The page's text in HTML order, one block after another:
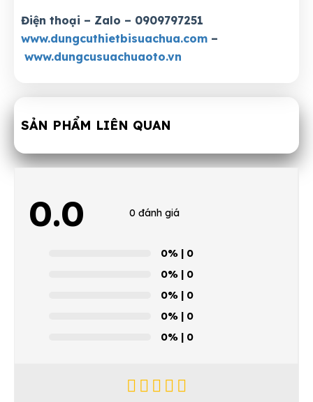
Điện thoại – Zalo – 0909797251
www.dungcuthietbisuachua.com –
www.dungcusuachuaoto.vn
SẢN PHẨM LIÊN QUAN
0.0 0 đánh giá
0% | 0
0% | 0
0% | 0
0% | 0
0% | 0